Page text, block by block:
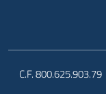
C.F. 800.625.903.79